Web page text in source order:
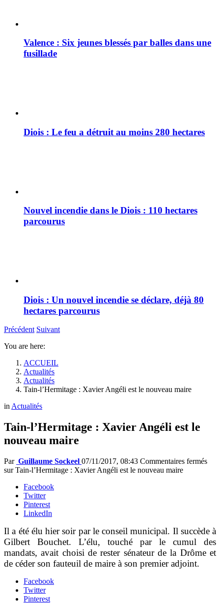
Valence : Six jeunes blessés par balles dans une
fusillade
Diois : Le feu a détruit au moins 280 hectares
Nouvel incendie dans le Diois : 110 hectares
parcourus
Diois : Un nouvel incendie se déclare, déjà 80
hectares parcourus
Précédent Suivant
You are here:
ACCUEIL
Actualités
Actualités
Tain-l’Hermitage : Xavier Angéli est le nouveau maire
inActualités
Tain-l’Hermitage : Xavier Angéli est le
nouveau maire
Par Guillaume Sockeel 07/11/2017, 08:43 Commentaires fermés
sur Tain-l’Hermitage : Xavier Angéli est le nouveau maire
Facebook
Twitter
Pinterest
LinkedIn
Il a été élu hier soir par le conseil municipal. Il succède à
Gilbert Bouchet. L’élu, touché par le cumul des
mandats, avait choisi de rester sénateur de la Drôme et
de céder son fauteuil de maire à son premier adjoint.
Facebook
Twitter
Pinterest